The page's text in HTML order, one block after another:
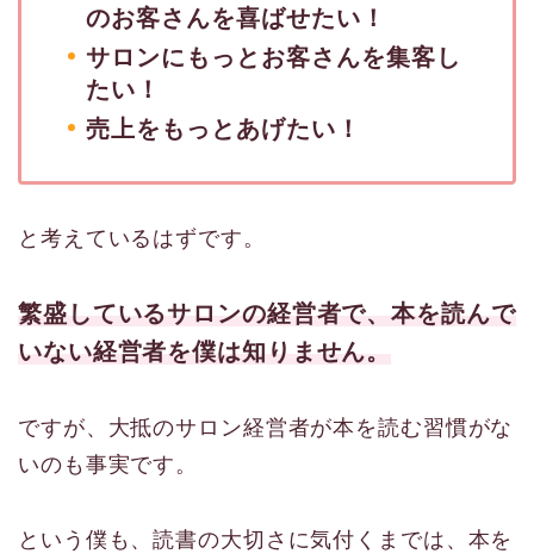
のお客さんを喜ばせたい！
サロンにもっとお客さんを集客し
たい！
売上をもっとあげたい！
と考えているはずです。
繁盛しているサロンの経営者で、本を読んで
いない経営者を僕は知りません。
ですが、大抵のサロン経営者が本を読む習慣がな
いのも事実です。
という僕も、読書の大切さに気付くまでは、本を